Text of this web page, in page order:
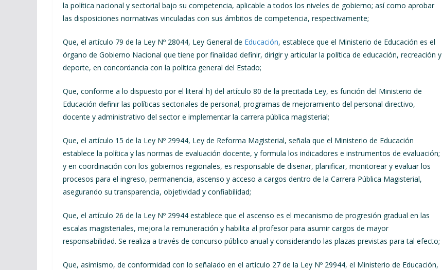
la política nacional y sectorial bajo su competencia, aplicable a todos los niveles de gobierno; así como aprobar
las disposiciones normativas vinculadas con sus ámbitos de competencia, respectivamente;
Que, el artículo 79 de la Ley Nº 28044, Ley General de Educación, establece que el Ministerio de Educación es el
órgano de Gobierno Nacional que tiene por finalidad definir, dirigir y articular la política de educación, recreación y
deporte, en concordancia con la política general del Estado;
Que, conforme a lo dispuesto por el literal h) del artículo 80 de la precitada Ley, es función del Ministerio de
Educación definir las políticas sectoriales de personal, programas de mejoramiento del personal directivo,
docente y administrativo del sector e implementar la carrera pública magisterial;
Que, el artículo 15 de la Ley Nº 29944, Ley de Reforma Magisterial, señala que el Ministerio de Educación
establece la política y las normas de evaluación docente, y formula los indicadores e instrumentos de evaluación;
y en coordinación con los gobiernos regionales, es responsable de diseñar, planificar, monitorear y evaluar los
procesos para el ingreso, permanencia, ascenso y acceso a cargos dentro de la Carrera Pública Magisterial,
asegurando su transparencia, objetividad y confiabilidad;
Que, el artículo 26 de la Ley Nº 29944 establece que el ascenso es el mecanismo de progresión gradual en las
escalas magisteriales, mejora la remuneración y habilita al profesor para asumir cargos de mayor
responsabilidad. Se realiza a través de concurso público anual y considerando las plazas previstas para tal efecto;
Que, asimismo, de conformidad con lo señalado en el artículo 27 de la Ley Nº 29944, el Ministerio de Educación,